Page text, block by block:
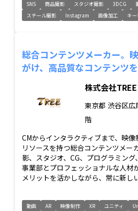
SNS 商品撮影 スタジオ撮影 3DCG
スチール撮影
Instagram 画像加工 キ
総合コンテンツメーカー。
がけ、高品質なコンテンツを
株式会社
東京都 渋谷区
階
CMからインタラクティブまで、映
リソースを持つ総合コンテンツメー
影、スタジオ、CG、プログラミン
事業部とプロフェッショナルな人材
メリットを活かしながら、常に新し
動画 AR 映像制作 XR ユニティ